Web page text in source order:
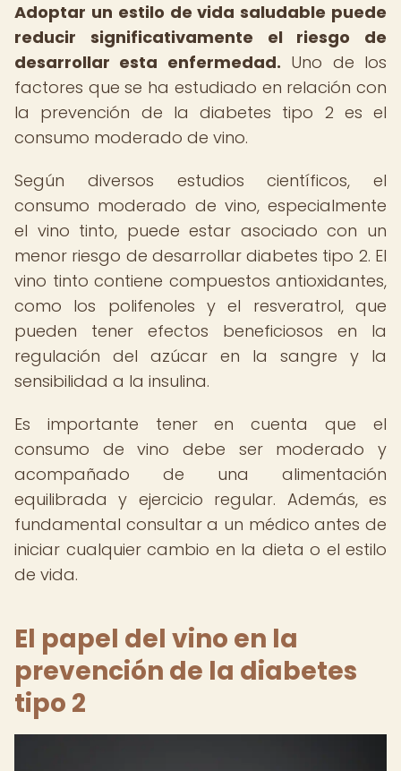
Adoptar un estilo de vida saludable puede
reducir significativamente el riesgo de
desarrollar esta enfermedad. Uno de los
factores que se ha estudiado en relación con
la prevención de la diabetes tipo 2 es el
consumo moderado de vino.
Según diversos estudios científicos, el
consumo moderado de vino, especialmente
el vino tinto, puede estar asociado con un
menor riesgo de desarrollar diabetes tipo 2. El
vino tinto contiene compuestos antioxidantes,
como los polifenoles y el resveratrol, que
pueden tener efectos beneficiosos en la
regulación del azúcar en la sangre y la
sensibilidad a la insulina.
Es importante tener en cuenta que el
consumo de vino debe ser moderado y
acompañado de una alimentación
equilibrada y ejercicio regular. Además, es
fundamental consultar a un médico antes de
iniciar cualquier cambio en la dieta o el estilo
de vida.
El papel del vino en la
prevención de la diabetes
tipo 2